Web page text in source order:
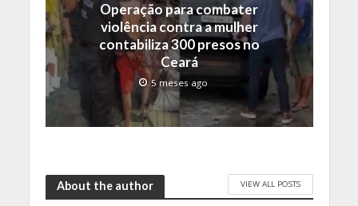
Operação para combater
violência contra a mulher
contabiliza 300 presos no
Ceará
5 meses ago
About the author VIEW ALL POSTS